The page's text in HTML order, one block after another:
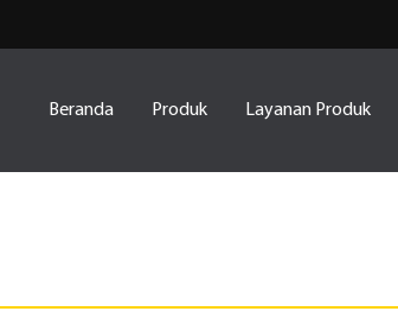
Beranda Produk Layanan Produk